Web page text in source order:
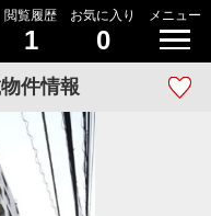
閲覧履歴
1
お気に入り
0
メニュー
件情報